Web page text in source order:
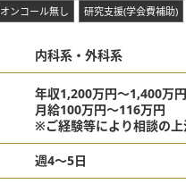
オンコール無し 研究支援(学会費補助)
内科系・外科系
年収1,200万円～1,400万円
月給100万円～116万円
※ご経験等により相談の上
週4～5日